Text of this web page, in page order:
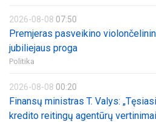
2026-08-08 07:50
Premjeras pasveikino
jubiliejaus proga
Politika
2026-08-08 00:20
Finansų ministras T. Valys:
kredito reitingų agentūrų